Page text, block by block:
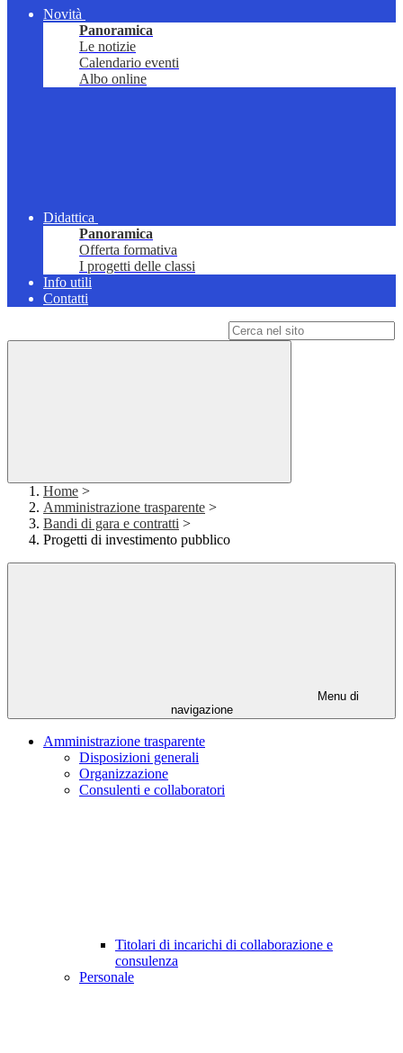
Novità
Panoramica
Le notizie
Calendario eventi
Albo online
Didattica
Panoramica
Offerta formativa
I progetti delle classi
Info utili
Contatti
Home >
Amministrazione trasparente >
Bandi di gara e contratti >
Progetti di investimento pubblico
Menu di
navigazione
Amministrazione trasparente
Disposizioni generali
Organizzazione
Consulenti e collaboratori
Titolari di incarichi di collaborazione e
consulenza
Personale